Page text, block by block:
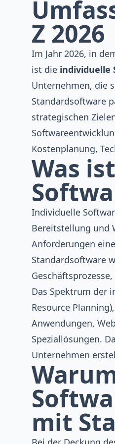
Z 2026
Im Jahr 2026, in
ist die individuelle
Unternehmen, die
Standardsoftware
strategischen
Kostenplanung,
Was
Individuelle
Bereitstellung und
Anforderungen
Standardsoftware
Das Spektrum der
Resource
Anwendungen,
Speziallösungen.
Unternehmen
mit